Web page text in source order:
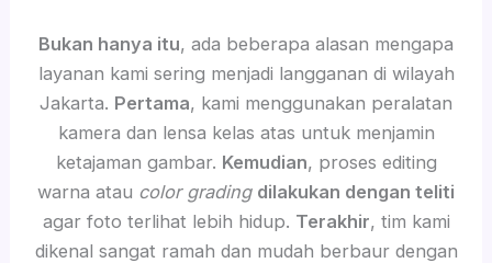
Bukan hanya itu, ada beberapa alasan mengapa
layanan kami sering menjadi langganan di wilayah
Jakarta. Pertama, kami menggunakan peralatan
kamera dan lensa kelas atas untuk menjamin
ketajaman gambar. Kemudian, proses editing
warna atau color grading dilakukan dengan teliti
agar foto terlihat lebih hidup. Terakhir, tim kami
dikenal sangat ramah dan mudah berbaur dengan